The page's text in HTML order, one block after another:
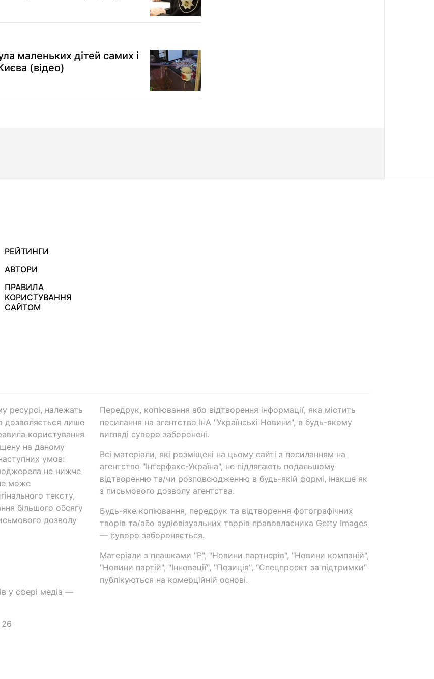
маленьких дітей самих і
(відео)
РЕЙТИНГИ
АВТОРИ
ПРАВИЛА
КОРИСТУВАННЯ
САЙТОМ
ресурсі, належать
дозволяється лише
користування
на даному
умов:
не нижче
може
тексту,
більшого обсягу
дозволу
у сфері медіа —
26
Передрук, копіювання або відтворення інформації, яка містить
посилання на агентство ІнА "Українські Новини", в будь-якому
вигляді суворо заборонені.
Всі матеріали, які розміщені на цьому сайті з посиланням на
агентство "Інтерфакс-Україна", не підлягають подальшому
відтворенню та/чи розповсюдженню в будь-якій формі, інакше як
з письмового дозволу агентства.
Будь-яке копіювання, передрук та відтворення фотографічних
творів та/або аудіовізуальних творів правовласника Getty Images
— суворо забороняється.
Матеріали з плашками "Р", "Новини партнерів", "Новини компаній",
"Новини партій", "Інновації", "Позиція", "Спецпроект за підтримки"
публікуються на комерційній основі.